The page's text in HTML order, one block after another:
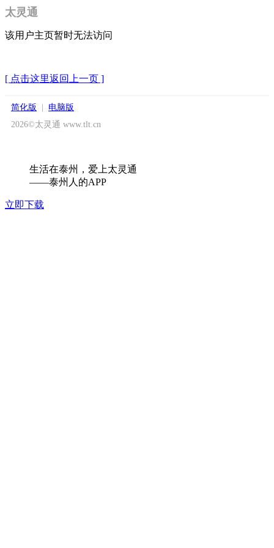
太灵通
该用户主页暂时无法访问
[ 点击这里返回上一页 ]
简化版
电脑版
2026©太灵通 www.tlt.cn
生活在泰州，爱上太灵通
——泰州人的APP
立即下载